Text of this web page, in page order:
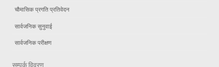
चौमासिक प्रगति प्रतिवेदन
सार्वजनिक सुनुवाई
सार्वजनिक परीक्षण
सम्पर्क विवरण